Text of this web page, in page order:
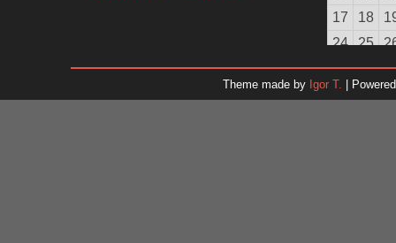
17
18
24
25
31
Theme made by Igor T. |